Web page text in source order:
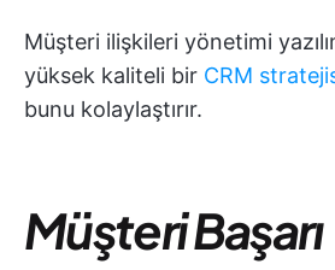
Müşteri ilişkileri yönetimi
yüksek kaliteli bir CRM
bunu kolaylaştırır.
Müşteri Başarı